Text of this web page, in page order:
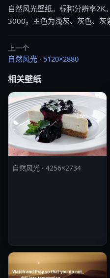
自然风光壁纸。标称分辨率2K
3000。主色为浅灰、灰色、灰
上一个
自然风光 · 5120×2880
相关壁纸
自然风光 · 4256×2734